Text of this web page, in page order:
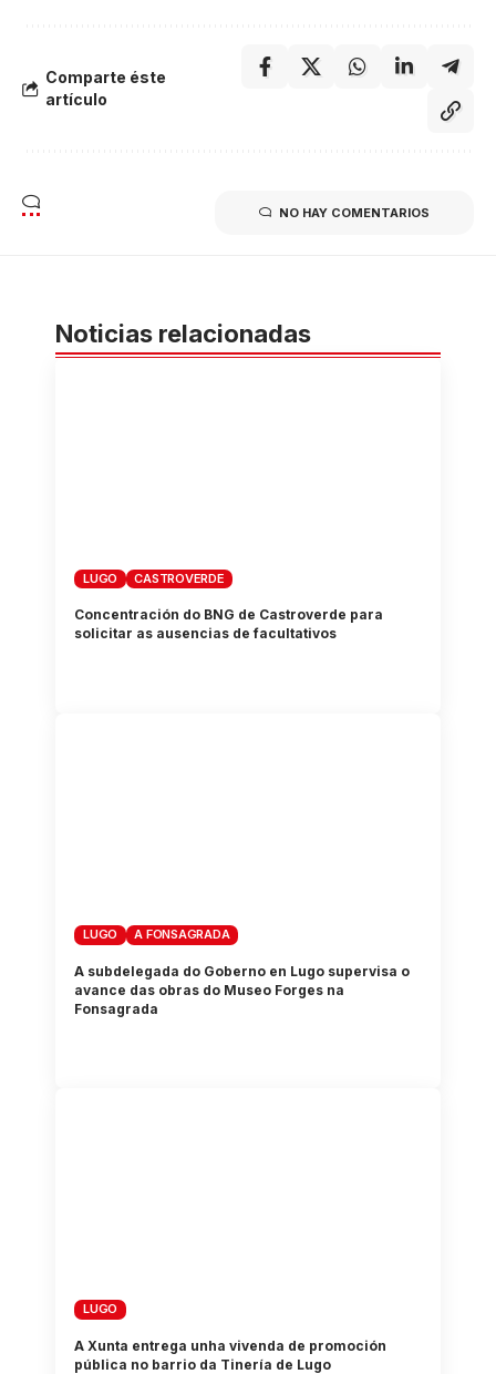
Comparte éste
artículo
NO HAY COMENTARIOS
Noticias relacionadas
LUGO CASTROVERDE
Concentración do BNG de Castroverde para
solicitar as ausencias de facultativos
LUGO A FONSAGRADA
A subdelegada do Goberno en Lugo supervisa o
avance das obras do Museo Forges na
Fonsagrada
LUGO
A Xunta entrega unha vivenda de promoción
pública no barrio da Tinería de Lugo